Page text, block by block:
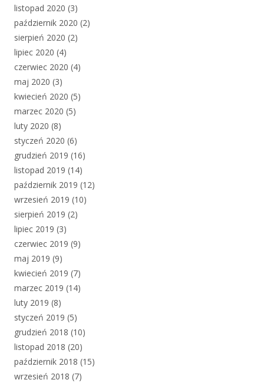
listopad 2020 (3)
październik 2020 (2)
sierpień 2020 (2)
lipiec 2020 (4)
czerwiec 2020 (4)
maj 2020 (3)
kwiecień 2020 (5)
marzec 2020 (5)
luty 2020 (8)
styczeń 2020 (6)
grudzień 2019 (16)
listopad 2019 (14)
październik 2019 (12)
wrzesień 2019 (10)
sierpień 2019 (2)
lipiec 2019 (3)
czerwiec 2019 (9)
maj 2019 (9)
kwiecień 2019 (7)
marzec 2019 (14)
luty 2019 (8)
styczeń 2019 (5)
grudzień 2018 (10)
listopad 2018 (20)
październik 2018 (15)
wrzesień 2018 (7)